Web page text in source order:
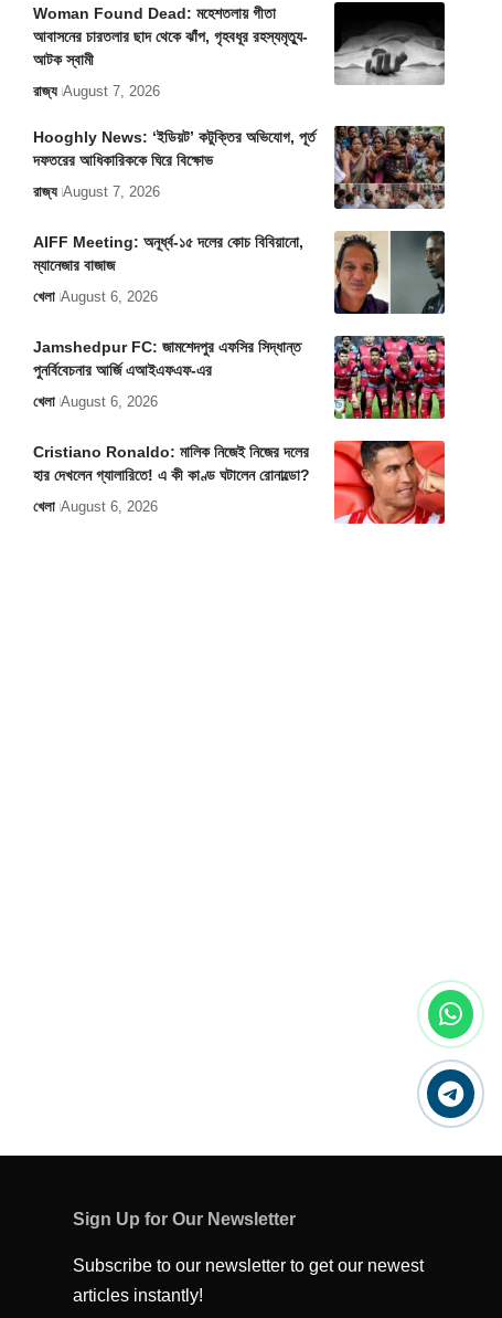
Woman Found Dead: মহেশতলায় গীতা
আবাসনের চারতলার ছাদ থেকে ঝাঁপ, গৃহবধূর রহস্যমৃত্যু-
আটক স্বামী
রাজ্য August 7, 2026
Hooghly News: ‘ইডিয়ট’ কটুক্তির অভিযোগ, পূর্ত
দফতরের আধিকারিককে ঘিরে বিক্ষোভ
রাজ্য August 7, 2026
AIFF Meeting: অনূর্ধ্ব-১৫ দলের কোচ বিবিয়ানো,
ম্যানেজার বাজাজ
খেলা August 6, 2026
Jamshedpur FC: জামশেদপুর এফসির সিদ্ধান্ত
পুনর্বিবেচনার আর্জি এআইএফএফ-এর
খেলা August 6, 2026
Cristiano Ronaldo: মালিক নিজেই নিজের দলের
হার দেখলেন গ্যালারিতে! এ কী কাণ্ড ঘটালেন রোনাল্ডো?
খেলা August 6, 2026
Sign Up for Our Newsletter
Subscribe to our newsletter to get our newest
articles instantly!